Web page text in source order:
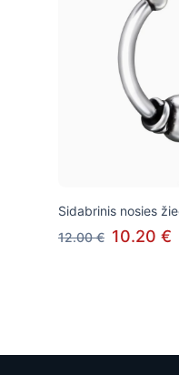
Sidabrinis nosies
12.00 € 10.20 €